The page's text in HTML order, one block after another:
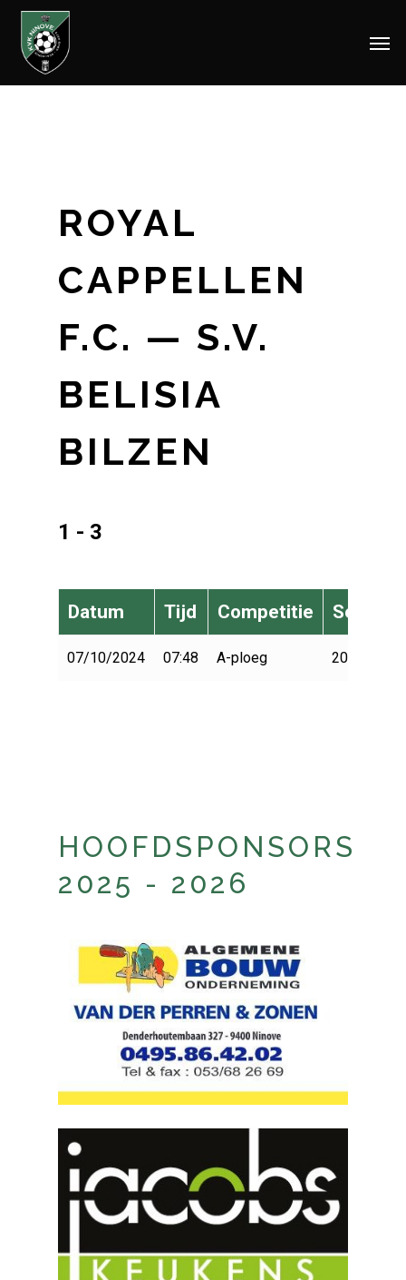
Skip
ROYAL
CAPPELLEN
F.C. — S.V.
BELISIA
BILZEN
1 - 3
Datum Tijd Competitie Seizoen
07/10/2024 07:48 A-ploeg 2024-2025
HOOFDSPONSORS
2025 - 2026